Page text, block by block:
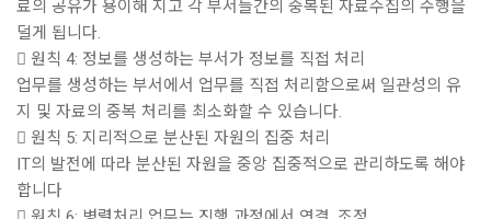
료의 공유가 용이해 지고 각 부서들간의 중복된 자료수집의 수행을
덜게 됩니다.
 원칙 4: 정보를 생성하는 부서가 정보를 직접 처리
업무를 생성하는 부서에서 업무를 직접 처리함으로써 일관성의 유
지 및 자료의 중복 처리를 최소화할 수 있습니다.
 원칙 5: 지리적으로 분산된 자원의 집중 처리
IT의 발전에 따라 분산된 자원을 중앙 집중적으로 관리하도록 해야
합니다